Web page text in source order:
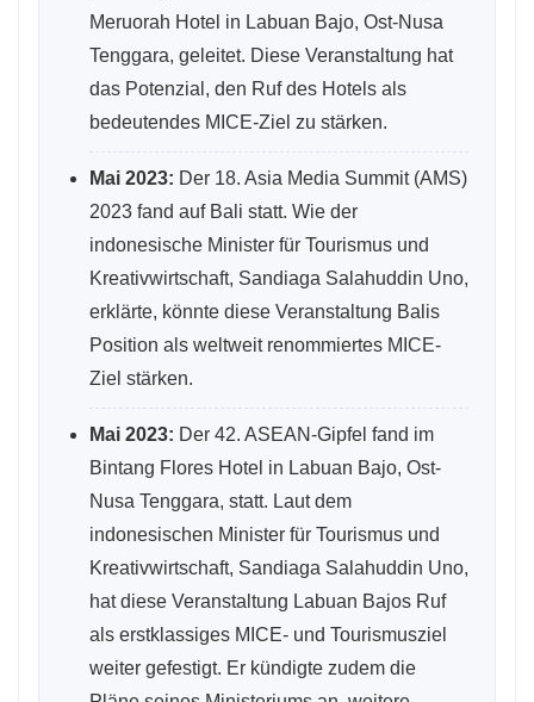
Meruorah Hotel in Labuan Bajo, Ost-Nusa
Tenggara, geleitet. Diese Veranstaltung hat
das Potenzial, den Ruf des Hotels als
bedeutendes MICE-Ziel zu stärken.
Mai 2023: Der 18. Asia Media Summit (AMS)
2023 fand auf Bali statt. Wie der
indonesische Minister für Tourismus und
Kreativwirtschaft, Sandiaga Salahuddin Uno,
erklärte, könnte diese Veranstaltung Balis
Position als weltweit renommiertes MICE-
Ziel stärken.
Mai 2023: Der 42. ASEAN-Gipfel fand im
Bintang Flores Hotel in Labuan Bajo, Ost-
Nusa Tenggara, statt. Laut dem
indonesischen Minister für Tourismus und
Kreativwirtschaft, Sandiaga Salahuddin Uno,
hat diese Veranstaltung Labuan Bajos Ruf
als erstklassiges MICE- und Tourismusziel
weiter gefestigt. Er kündigte zudem die